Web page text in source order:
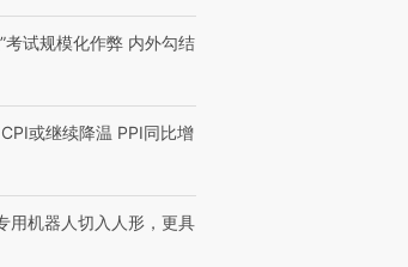
考试规模化作弊 内外勾结
或继续降温 PPI同比增
用机器人切入人形，更具